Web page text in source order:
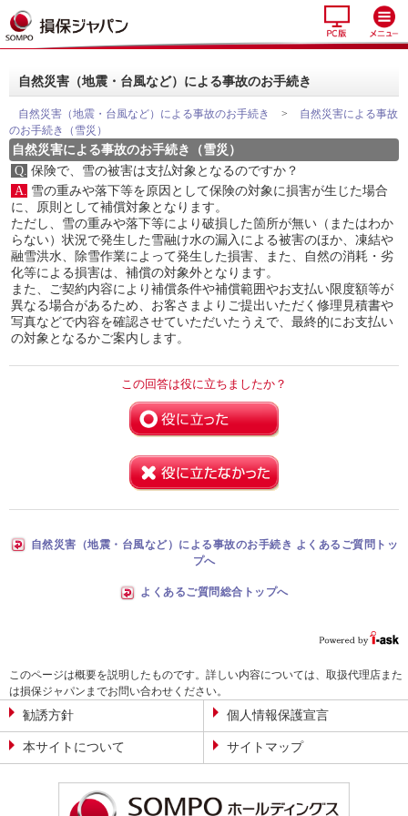
自然災害（地震・台風など）による事故のお手続き
自然災害（地震・台風など）による事故のお手続き >
自然災害による事故
のお手続き（雪災）
自然災害による事故のお手続き（雪災）
Q. 保険で、雪の被害は支払対象となるのですか？
A. 雪の重みや落下等を原因として保険の対象に損害が生じた場合
に、原則として補償対象となります。
ただし、雪の重みや落下等により破損した箇所が無い（またはわか
らない）状況で発生した雪融け水の漏入による被害のほか、凍結や
融雪洪水、除雪作業によって発生した損害、また、自然の消耗・劣
化等による損害は、補償の対象外となります。
また、ご契約内容により補償条件や補償範囲やお支払い限度額等が
異なる場合があるため、お客さまよりご提出いただく修理見積書や
写真などで内容を確認させていただいたうえで、最終的にお支払い
の対象となるかご案内します。
この回答は役に立ちましたか？
自然災害（地震・台風など）による事故のお手続き よくあるご質問トッ
プへ
よくあるご質問総合トップへ
このページは概要を説明したものです。詳しい内容については、取扱代理店また
は損保ジャパンまでお問い合わせください。
勧誘方針 個人情報保護宣言
本サイトについて サイトマップ